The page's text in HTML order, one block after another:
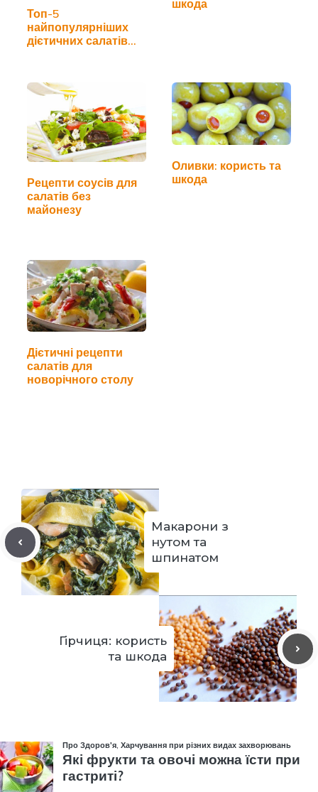
Топ-5
найпопулярніших
дієтичних салатів
шкода
Рецепти соусів для
салатів без
майонезу
Оливки: користь та
шкода
Дієтичні рецепти
салатів для
новорічного столу
Макарони з
нутом та
шпинатом
Гірчиця: користь
та шкода